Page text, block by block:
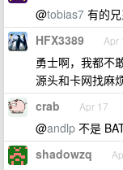
@tobias7 有的
HFX3389 Apr
勇士啊，我都不
源头和卡网找麻
crab Apr 17
@andlp 不是
shadowzq